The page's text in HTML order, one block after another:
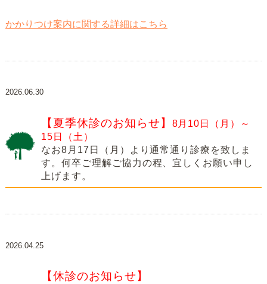
かかりつけ案内に関する詳細はこちら
2026.06.30
【夏季休診のお知らせ】
8月10日（月）～
15日（土）
なお8月17日（月）より通常通り診療を致しま
す。何卒ご理解ご協力の程、宜しくお願い申し
上げます。
2026.04.25
【休診のお知らせ】